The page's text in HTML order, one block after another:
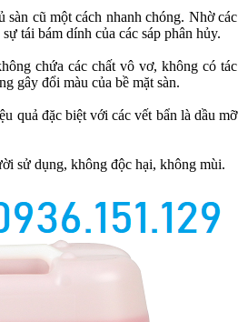
cũ một cách nhanh chóng. Nhờ các
tái bám dính của các sáp phân hủy.
chứa các chất vô vơ, không có tác
gây đổi màu của bề mặt sàn.
quả đặc biệt với các vết bẩn là dầu mỡ
sử dụng, không độc hại, không mùi.